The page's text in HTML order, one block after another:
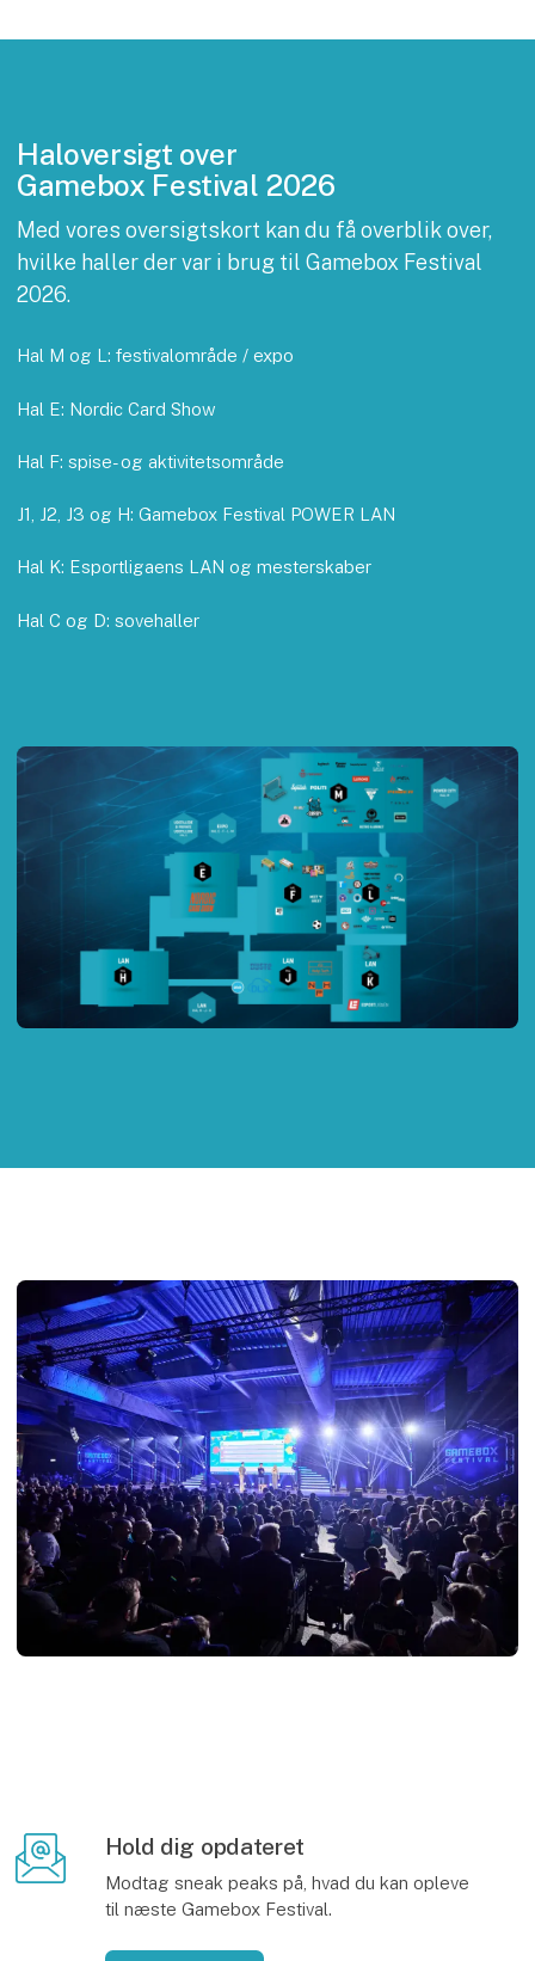
Haloversigt over
Gamebox Festival 2026
Med vores oversigtskort kan du få overblik over,
hvilke haller der var i brug til Gamebox Festival
2026.
Hal M og L: festivalområde / expo
Hal E: Nordic Card Show
Hal F: spise- og aktivitetsområde
J1, J2, J3 og H: Gamebox Festival POWER LAN
Hal K: Esportligaens LAN og mesterskaber
Hal C og D: sovehaller
Hold dig opdateret
Modtag sneak peaks på, hvad du kan opleve
til næste Gamebox Festival.